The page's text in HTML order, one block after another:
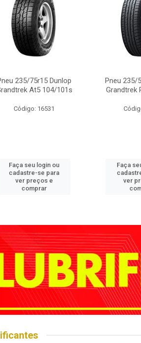
235/75r15 Dunlop
At5 104/101s
Código: 16531
Faça seu login ou
cadastre-se para
ver preços e
comprar
Pneu 235/
Grandtrek
Faça
ver